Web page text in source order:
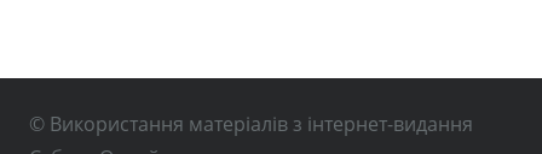
© Використання матеріалів з інтернет-видання